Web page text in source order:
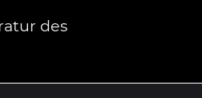
des